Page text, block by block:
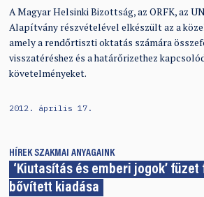
A Magyar Helsinki Bizottság, az ORFK, az
Alapítvány részvételével elkészült az a
amely a rendőrtiszti oktatás számára
visszatéréshez és a határőrizethez
követelményeket.
2012. április 17.
HÍREK SZAKMAI ANYAGAINK
‘Kiutasítás és emberi jogok’
bővített kiadása